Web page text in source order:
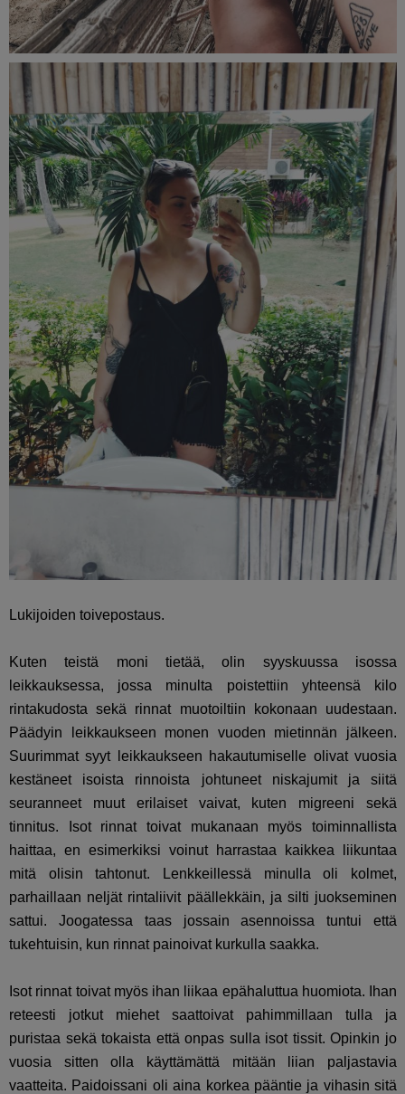
Lukijoiden toivepostaus.
Kuten teistä moni tietää, olin syyskuussa isossa
leikkauksessa, jossa minulta poistettiin yhteensä kilo
rintakudosta sekä rinnat muotoiltiin kokonaan uudestaan.
Päädyin leikkaukseen monen vuoden mietinnän jälkeen.
Suurimmat syyt leikkaukseen hakautumiselle olivat vuosia
kestäneet isoista rinnoista johtuneet niskajumit ja siitä
seuranneet muut erilaiset vaivat, kuten migreeni sekä
tinnitus. Isot rinnat toivat mukanaan myös toiminnallista
haittaa, en esimerkiksi voinut harrastaa kaikkea liikuntaa
mitä olisin tahtonut. Lenkkeillessä minulla oli kolmet,
parhaillaan neljät rintaliivit päällekkäin, ja silti juokseminen
sattui. Joogatessa taas jossain asennoissa tuntui että
tukehtuisin, kun rinnat painoivat kurkulla saakka.
Isot rinnat toivat myös ihan liikaa epähaluttua huomiota. Ihan
reteesti jotkut miehet saattoivat pahimmillaan tulla ja
puristaa sekä tokaista että onpas sulla isot tissit. Opinkin jo
vuosia sitten olla käyttämättä mitään liian paljastavia
vaatteita. Paidoissani oli aina korkea pääntie ja vihasin sitä